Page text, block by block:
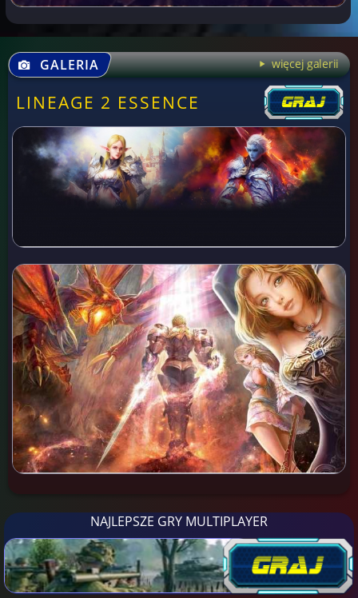
GALERIA więcej galerii
LINEAGE 2 ESSENCE
NAJLEPSZE GRY MULTIPLAYER